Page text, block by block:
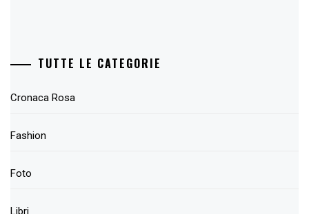
TUTTE LE CATEGORIE
Cronaca Rosa
Fashion
Foto
Libri